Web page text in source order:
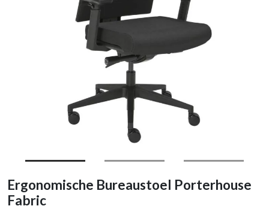
Ergonomische Bureaustoel Porterhouse
Fabric